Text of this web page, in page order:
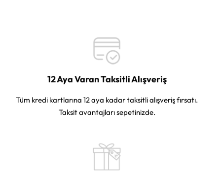
12 Aya Varan Taksitli Alışveriş
Tüm kredi kartlarına 12 aya kadar taksitli alışveriş fırsatı.
Taksit avantajları sepetinizde.